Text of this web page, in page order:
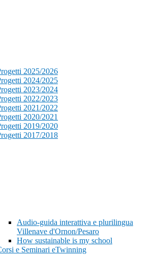
2025/2026
2024/2025
2023/2024
2022/2023
2021/2022
2020/2021
2019/2020
2017/2018
Audio-guida interattiva e plurilingua
Villenave d'Ornon/Pesaro
How sustainable is my school
e Seminari eTwinning